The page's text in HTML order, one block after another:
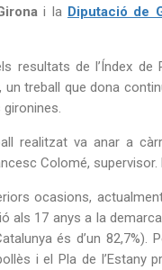
i la Diputació de
resultats de l’Índex
treball que dona
realitzat va anar a
Colomé,
ocasions,
als 17 anys a la
és d’un
i el Pla de l’Estany